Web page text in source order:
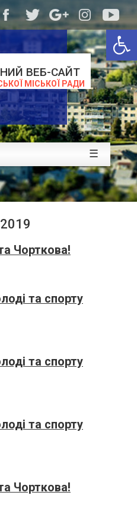
ВЕБ-САЙТ
МІСЬКОЇ РАДИ
☰
Чорткова!
та спорту
та спорту
та спорту
Чорткова!